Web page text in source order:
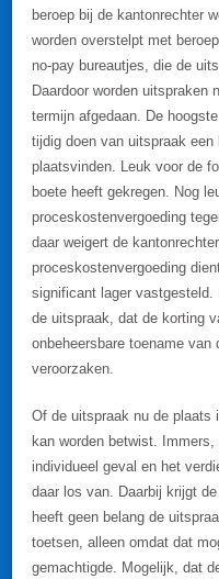
beroep bij de kantonrechter
worden overstelpt met
no-pay bureautjes, die de
Daardoor worden uitspraken
termijn afgedaan. De
tijdig doen van uitspraak
plaatsvinden. Leuk voor de
boete heeft gekregen. Nog
proceskostenvergoeding
daar weigert de
proceskostenvergoeding
significant lager vastgesteld.
de uitspraak, dat de korting
onbeheersbare toename van
veroorzaken.
Of de uitspraak nu de plaats
kan worden betwist.
individueel geval en het
daar los van. Daarbij krijgt
heeft geen belang de
toetsen, alleen omdat dat
gemachtigde. Mogelijk, dat